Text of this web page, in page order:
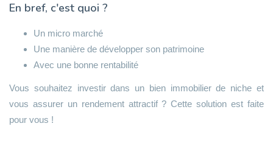
En bref, c'est quoi ?
Un micro marché
Une manière de développer son patrimoine
Avec une bonne rentabilité
Vous souhaitez investir dans un bien immobilier de niche et
vous assurer un rendement attractif ? Cette solution est faite
pour vous !